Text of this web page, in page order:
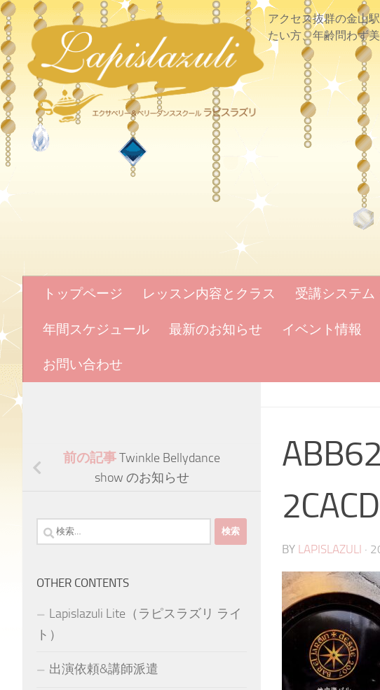
アクセス抜群の金山
たい方、年齢問わず
トップページ レッスン内容とクラス 受講システム
年間スケジュール 最新のお知らせ イベント情報
お問い合わせ
BY LAPISLAZULI ·
前の記事Twinkle Bellydance
show のお知らせ
検
索:
OTHER CONTENTS
Lapislazuli Lite（ラピスラズリ ライ
ト）
出演依頼&講師派遣